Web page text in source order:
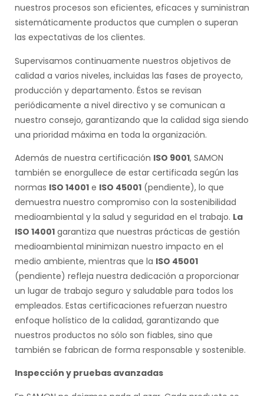
nuestros procesos son eficientes, eficaces y suministran
sistemáticamente productos que cumplen o superan
las expectativas de los clientes.
Supervisamos continuamente nuestros objetivos de
calidad a varios niveles, incluidas las fases de proyecto,
producción y departamento. Éstos se revisan
periódicamente a nivel directivo y se comunican a
nuestro consejo, garantizando que la calidad siga siendo
una prioridad máxima en toda la organización.
Además de nuestra certificación ISO 9001, SAMON
también se enorgullece de estar certificada según las
normas ISO 14001 e ISO 45001 (pendiente), lo que
demuestra nuestro compromiso con la sostenibilidad
medioambiental y la salud y seguridad en el trabajo. La
ISO 14001 garantiza que nuestras prácticas de gestión
medioambiental minimizan nuestro impacto en el
medio ambiente, mientras que la ISO 45001
(pendiente) refleja nuestra dedicación a proporcionar
un lugar de trabajo seguro y saludable para todos los
empleados. Estas certificaciones refuerzan nuestro
enfoque holístico de la calidad, garantizando que
nuestros productos no sólo son fiables, sino que
también se fabrican de forma responsable y sostenible.
Inspección y pruebas avanzadas